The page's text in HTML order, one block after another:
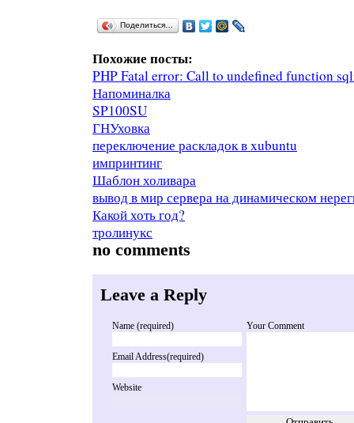
Поделиться…
Похожие посты:
PHP Fatal error: Call to undefined function
Напоминалка
SP100SU
ГНУховка
переключение раскладок в xubuntu
импринтинг
Шаблон холивара
вывод в мир сервера на динамическом
Какой хоть год?
тролинукс
no comments
Leave a Reply
Name (required)
Email Address(required)
Website
Your Comment